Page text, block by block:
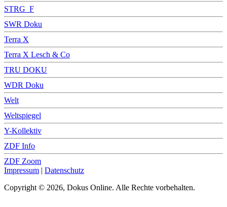
STRG_F
SWR Doku
Terra X
Terra X Lesch & Co
TRU DOKU
WDR Doku
Welt
Weltspiegel
Y-Kollektiv
ZDF Info
ZDF Zoom
Impressum | Datenschutz
Copyright © 2026, Dokus Online. Alle Rechte vorbehalten.